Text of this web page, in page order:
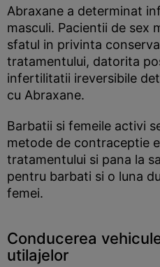
Abraxane a determinat
masculi. Pacientii de sex
sfatul in privinta
tratamentului, datorita
infertilitatii ireversibile
cu Abraxane.
Barbatii si femeile activi
metode de contraceptie
tratamentului si pana la
pentru barbati si o luna
femei.
Conducerea
utilajelor